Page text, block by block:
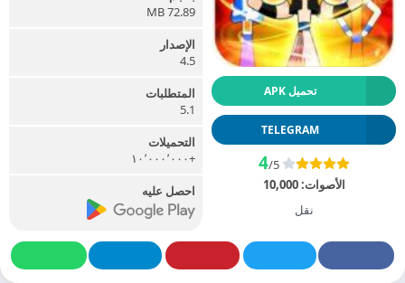
تحميل APK
TELEGRAM
4/5
الأصوات:10,000
نقل
72.89 MB
الإصدار
4.5
المتطلبات
5.1
التحميلات
+١٠٬٠٠٠٬٠٠٠
احصل عليه